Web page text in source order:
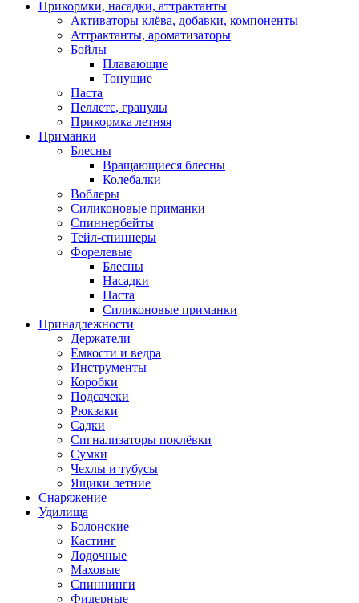
Прикормки, насадки, аттрактанты
Активаторы клёва, добавки, компоненты
Аттрактанты, ароматизаторы
Бойлы
Плавающие
Тонущие
Паста
Пеллетс, гранулы
Прикормка летняя
Приманки
Блесны
Вращающиеся блесны
Колебалки
Воблеры
Силиконовые приманки
Спиннербейты
Тейл-спиннеры
Форелевые
Блесны
Насадки
Паста
Силиконовые приманки
Принадлежности
Держатели
Емкости и ведра
Инструменты
Коробки
Подсачеки
Рюкзаки
Садки
Сигнализаторы поклёвки
Сумки
Чехлы и тубусы
Ящики летние
Снаряжение
Удилища
Болонские
Кастинг
Лодочные
Маховые
Спиннинги
Фидерные